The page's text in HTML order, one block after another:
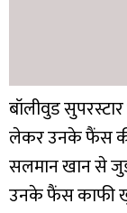
बॉलीवुड
लेकर उनके फैंस की
सलमान खान से
उनके फैंस काफी